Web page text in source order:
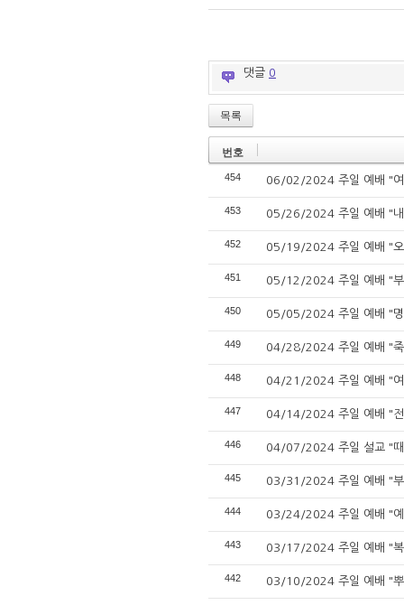
댓글 0
목록
번호
454 06/02/2024 주일 예배 "여
453 05/26/2024 주일 예배 "내
452 05/19/2024 주일 예배 "오
451 05/12/2024 주일 예배 "부
450 05/05/2024 주일 예배 "
449 04/28/2024 주일 예배 "죽
448 04/21/2024 주일 예배 "여
447 04/14/2024 주일 예배 "전
446 04/07/2024 주일 설교 "때
445 03/31/2024 주일 예배 "부
444 03/24/2024 주일 예배 "예
443 03/17/2024 주일 예배 "복
442 03/10/2024 주일 예배 "뿌